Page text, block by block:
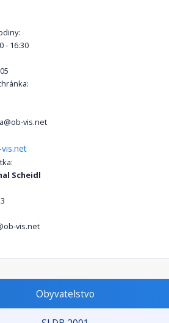
- 16:30
vis.net
Scheidl
vis.net
Obyvatelstvo